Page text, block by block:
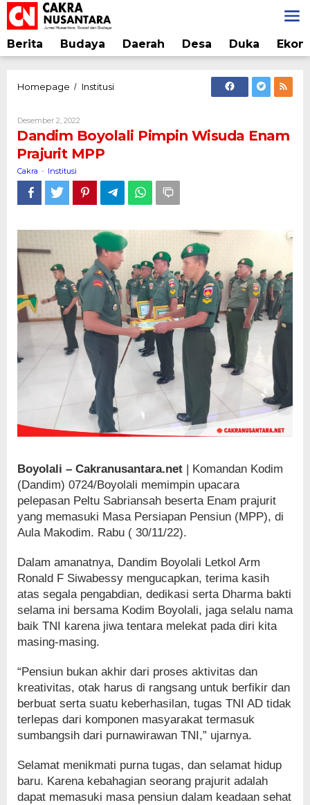
Lewati
ke
konten
Berita Budaya Daerah Desa Duka
Homepage / InstitusiDandim
Wisuda
Enam
Desember 2, 2022
Cakra
Dandim Boyolali Pimpin Wisuda Enam
Prajurit MPP
Cakra - Institusi
Boyolali – Cakranusantara.net | Komandan Kodim
(Dandim) 0724/Boyolali memimpin upacara
pelepasan Peltu Sabriansah beserta Enam prajurit
yang memasuki Masa Persiapan Pensiun (MPP), di
Aula Makodim. Rabu ( 30/11/22).
Dalam amanatnya, Dandim Boyolali Letkol Arm
Ronald F Siwabessy mengucapkan, terima kasih
atas segala pengabdian, dedikasi serta Dharma bakti
selama ini bersama Kodim Boyolali, jaga selalu nama
baik TNI karena jiwa tentara melekat pada diri kita
masing-masing.
“Pensiun bukan akhir dari proses aktivitas dan
kreativitas, otak harus di rangsang untuk berfikir dan
berbuat serta suatu keberhasilan, tugas TNI AD tidak
terlepas dari komponen masyarakat termasuk
sumbangsih dari purnawirawan TNI,” ujarnya.
Selamat menikmati purna tugas, dan selamat hidup
baru. Karena kebahagian seorang prajurit adalah
dapat memasuki masa pensiun dalam keadaan sehat